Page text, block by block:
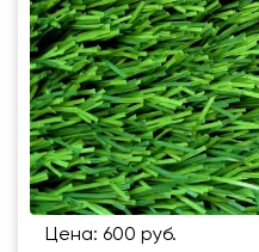
Цена: 600 руб.